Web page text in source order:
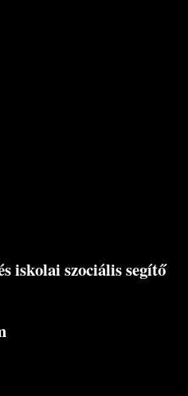
iskolai szociális segítő